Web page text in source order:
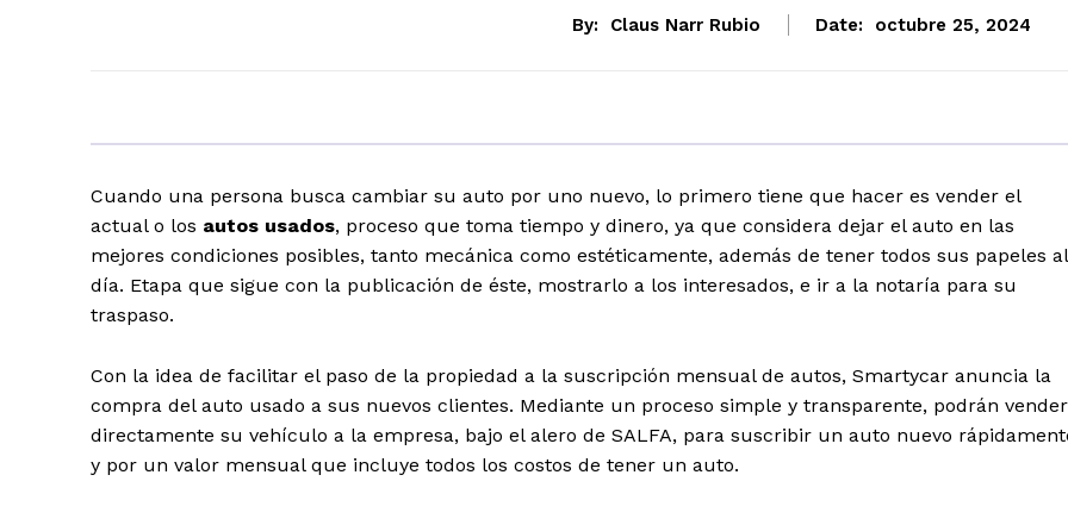
By: Claus Narr Rubio Date: octubre 25, 2024
Cuando una persona busca cambiar su auto por uno nuevo, lo primero tiene que hacer es vender el
actual o los autos usados, proceso que toma tiempo y dinero, ya que considera dejar el auto en las
mejores condiciones posibles, tanto mecánica como estéticamente, además de tener todos sus papeles al
día. Etapa que sigue con la publicación de éste, mostrarlo a los interesados, e ir a la notaría para su
traspaso.
Con la idea de facilitar el paso de la propiedad a la suscripción mensual de autos, Smartycar anuncia la
compra del auto usado a sus nuevos clientes. Mediante un proceso simple y transparente, podrán vender
directamente su vehículo a la empresa, bajo el alero de SALFA, para suscribir un auto nuevo
y por un valor mensual que incluye todos los costos de tener un auto.